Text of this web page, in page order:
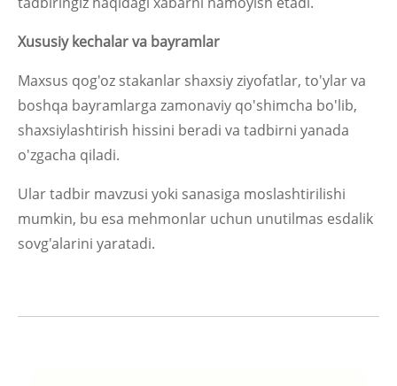
Xususiy kechalar va bayramlar
Maxsus qog'oz stakanlar shaxsiy ziyofatlar, to'ylar va
boshqa bayramlarga zamonaviy qo'shimcha bo'lib,
shaxsiylashtirish hissini beradi va tadbirni yanada
o'zgacha qiladi.
Ular tadbir mavzusi yoki sanasiga moslashtirilishi
mumkin, bu esa mehmonlar uchun unutilmas esdalik
sovg'alarini yaratadi.